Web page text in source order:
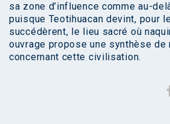
sa zone d’influence comme au-
puisque Teotihuacan devint, pour
succédèrent, le lieu sacré où
ouvrage propose une synthèse de
concernant cette civilisation.